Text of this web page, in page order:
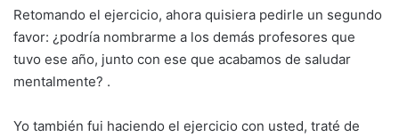
Retomando el ejercicio, ahora quisiera pedirle un segundo
favor: ¿podría nombrarme a los demás profesores que
tuvo ese año, junto con ese que acabamos de saludar
mentalmente? .
Yo también fui haciendo el ejercicio con usted, traté de